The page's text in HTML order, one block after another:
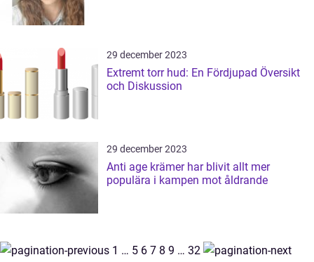
29 december 2023
Extremt torr hud: En Fördjupad Översikt
och Diskussion
29 december 2023
Anti age krämer har blivit allt mer
populära i kampen mot åldrande
1 … 5 6 7 8 9 … 32